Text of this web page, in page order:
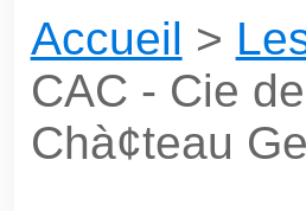
Accueil >
CAC - Cie
Chà¢teau